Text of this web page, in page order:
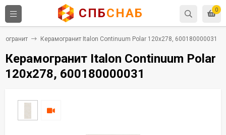
0
СПБСНАБ
Керамогранит Italon Continuum Polar 120x278, 600180000031
Керамогранит Italon Continuum Polar
120x278, 600180000031